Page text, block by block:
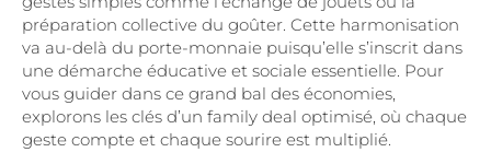
préparation collective du goûter. Cette harmonisation
va au-delà du porte-monnaie puisqu’elle s’inscrit dans
une démarche éducative et sociale essentielle. Pour
vous guider dans ce grand bal des économies,
explorons les clés d’un family deal optimisé, où chaque
geste compte et chaque sourire est multiplié.